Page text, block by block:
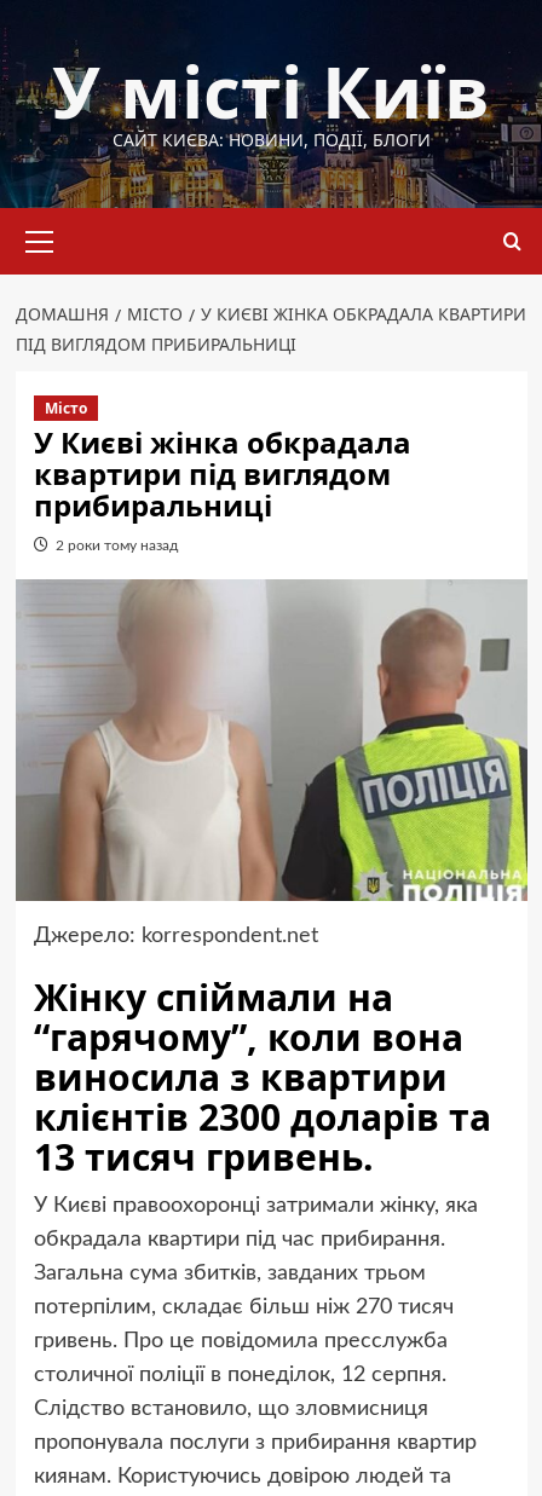
до
вмістуУ місті Київ
САЙТ КИЄВА: НОВИНИ, ПОДІЇ, БЛОГИ
меню
ДОМАШНЯ МІСТО
У КИЄВІ ЖІНКА ОБКРАДАЛА КВАРТИРИ
ПІД ВИГЛЯДОМ ПРИБИРАЛЬНИЦІ
Місто
У Києві жінка обкрадала
квартири під виглядом
прибиральниці
2 роки тому назад
Джерело: korrespondent.net
Жінку спіймали на
“гарячому”, коли вона
виносила з квартири
клієнтів 2300 доларів та
13 тисяч гривень.
У Києві правоохоронці затримали жінку, яка
обкрадала квартири під час прибирання.
Загальна сума збитків, завданих трьом
потерпілим, складає більш ніж 270 тисяч
гривень. Про це повідомила пресслужба
столичної поліції в понеділок, 12 серпня.
Слідство встановило, що зловмисниця
пропонувала послуги з прибирання квартир
киянам. Користуючись довірою людей та